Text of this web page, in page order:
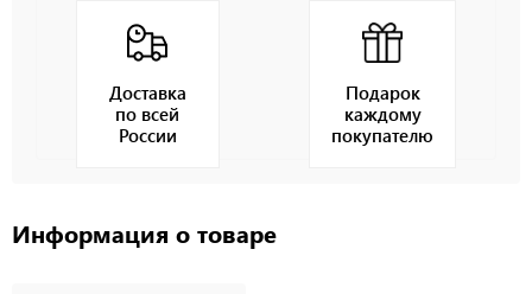
Доставка
по всей
России
Подарок
каждому
покупателю
Информация о товаре